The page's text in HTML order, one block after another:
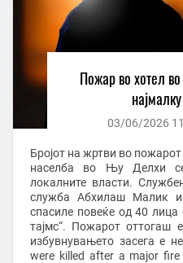
Пожар во хотел
03/06/2026
Бројот на жртви во
населба во Њу Делхи
локалните власти. Службеникот на противпожарната
служба Абхилаш Малик
спасиле повеќе од 40 лица
тајмс“. Пожарот оттогаш е изгаснат, а причината за
избувнувањето засега е
were killed after a major